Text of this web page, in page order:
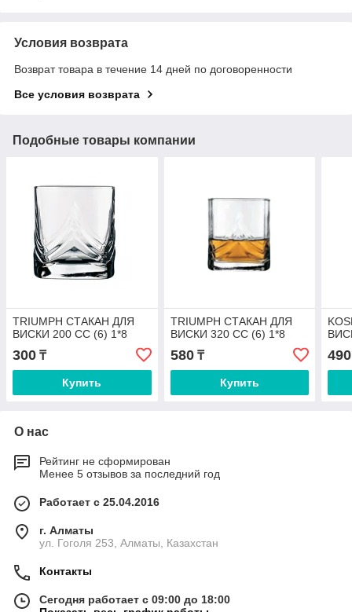
Условия возврата
Возврат товара в течение 14 дней по договоренности
Все условия возврата
Подобные товары компании
TRIUMPH СТАКАН ДЛЯ
ВИСКИ 200 CC (6) 1*8
300 ₸
Купить
TRIUMPH СТАКАН ДЛЯ
ВИСКИ 320 CC (6) 1*8
580₸
Купить
490
О нас
Рейтинг не сформирован
Менее 5 отзывов за последний год
Работает с 25.04.2016
г. Алматы
ул. Гоголя 253, Алматы, Казахстан
Контакты
Сегодня работает с 09:00 до 18:00